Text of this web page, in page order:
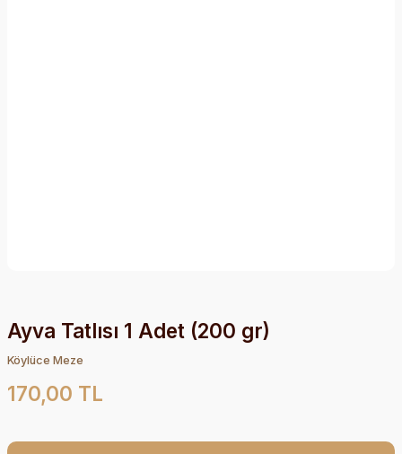
Ayva Tatlısı 1 Adet (200 gr)
Köylüce Meze
170,00 TL